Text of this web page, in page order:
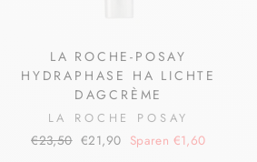
LA ROCHE-POSAY
HYDRAPHASE HA LICHTE
DAGCRÈME
LA ROCHE POSAY
Normaler
€23,50 Sonderpreis
€21,90 Sparen €1,60